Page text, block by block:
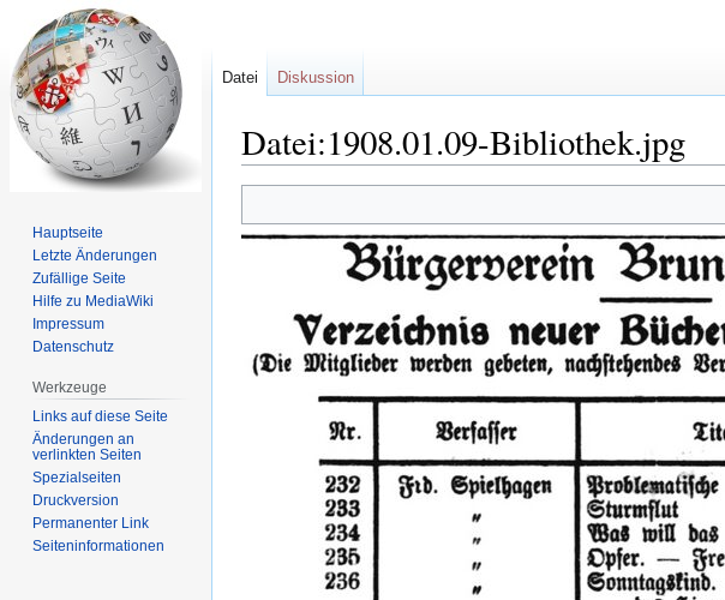
Datei:1908.01.09-Bibliothek.jpg
Navigation
Suche
Datei Diskussion
Hauptseite
Letzte Änderungen
Zufällige Seite
Hilfe zu MediaWiki
Impressum
Datenschutz
Werkzeuge
Links auf diese Seite
Änderungen an
verlinkten Seiten
Spezialseiten
Druckversion
Permanenter Link
Seiten­informationen